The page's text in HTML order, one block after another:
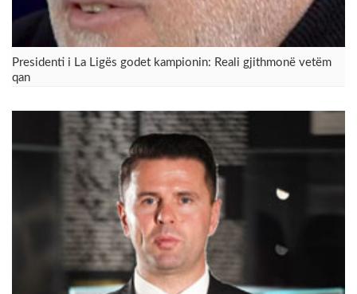
Presidenti i La Ligës godet kampionin: Reali gjithmonë vetëm
qan